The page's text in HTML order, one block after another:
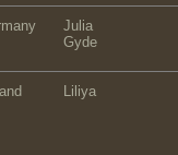
Julia
Gyde
Liliya